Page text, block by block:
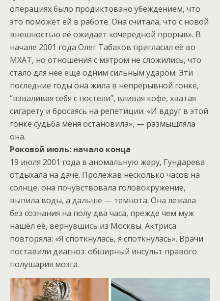
операциях было продиктовано убеждением, что
это поможет ей в работе. Она считала, что с новой
внешностью её ожидает «очередной прорыв». В
начале 2001 года Олег Табаков пригласил её во
МХАТ, но отношения с мэтром не сложились, что
стало для неё ещё одним сильным ударом. Эти
последние годы она жила в непрерывной гонке,
“взваливая себя с постели”, вливая кофе, хватая
сигарету и бросаясь на репетиции. «И вдруг в этой
гонке судьба меня остановила», — размышляла
она.
Роковой июль: начало конца
19 июля 2001 года в аномальную жару, Гундарева
отдыхала на даче. Пролежав несколько часов на
солнце, она почувствовала головокружение,
выпила воды, а дальше — темнота. Она лежала
без сознания на полу два часа, прежде чем муж
нашёл её, вернувшись из Москвы. Актриса
повторяла: «Я споткнулась, я споткнулась». Врачи
поставили диагноз: обширный инсульт правого
полушария мозга.